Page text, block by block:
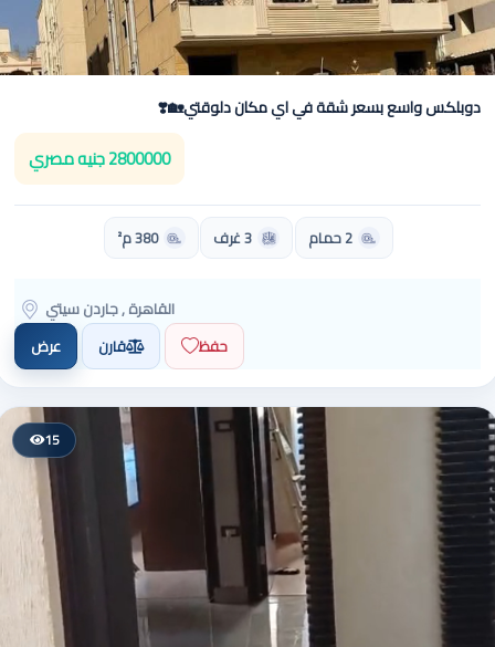
دوبلكس واسع بسعر شقة في اي مكان دلوقتي🏡❣️
2800000 جنيه مصري
2 حمام 3 غرف 380 م²
القاهرة , جاردن سيتي
حفظ
قارن عرض
15